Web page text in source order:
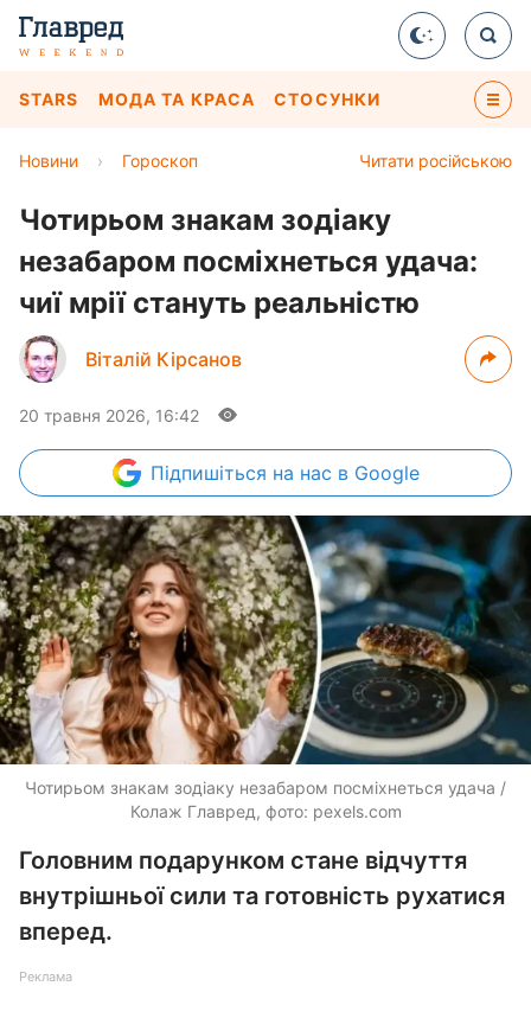
STARS МОДА ТА КРАСА СТОСУНКИ
Читати російською
Новини › Гороскоп
Чотирьом знакам зодіаку
незабаром посміхнеться удача:
чиї мрії стануть реальністю
Віталій Кірсанов
20 травня 2026, 16:42
Підпишіться на нас в Google
Чотирьом знакам зодіаку незабаром посміхнеться удача /
Колаж Главред, фото: pexels.com
Головним подарунком стане відчуття
внутрішньої сили та готовність рухатися
вперед.
Реклама